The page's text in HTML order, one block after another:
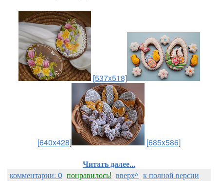
[537x518]
[640x428]
[685x586]
Читать далее...
комментарии: 0 понравилось! вверх^ к полной версии